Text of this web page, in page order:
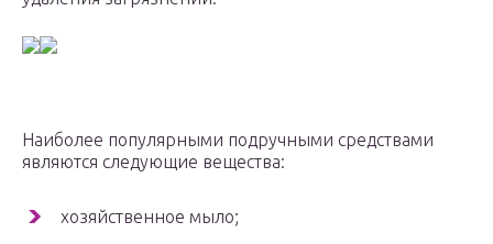
Наиболее популярными подручными средствами
являются следующие вещества:
хозяйственное мыло;